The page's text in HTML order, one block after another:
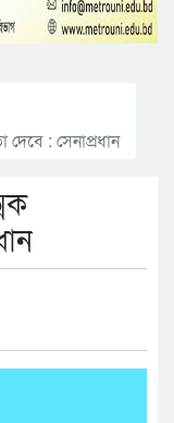
দেবে : সেনাপ্রধান